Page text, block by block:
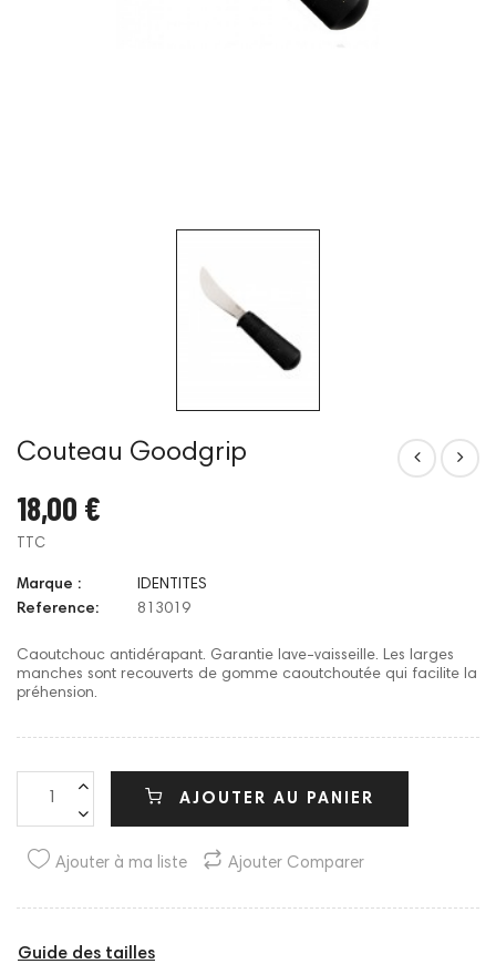
Couteau Goodgrip
18,00 €
TTC
Marque :
IDENTITES
Reference:
813019
Caoutchouc antidérapant. Garantie lave-vaisseille. Les larges
manches sont recouverts de gomme caoutchoutée qui facilite la
préhension.
AJOUTER AU PANIER
Ajouter à ma liste Ajouter Comparer
Guide des tailles